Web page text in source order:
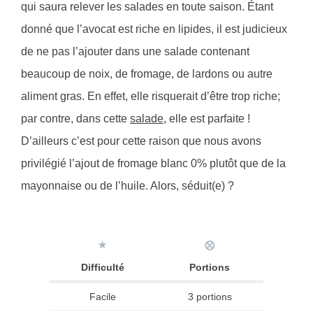
qui saura relever les salades en toute saison. Étant
donné que l’avocat est riche en lipides, il est judicieux
de ne pas l’ajouter dans une salade contenant
beaucoup de noix, de fromage, de lardons ou autre
aliment gras. En effet, elle risquerait d’être trop riche;
par contre, dans cette salade, elle est parfaite !
D’ailleurs c’est pour cette raison que nous avons
privilégié l’ajout de fromage blanc 0% plutôt que de la
mayonnaise ou de l’huile. Alors, séduit(e) ?
★
Difficulté
⨂
Portions
Facile 3 portions